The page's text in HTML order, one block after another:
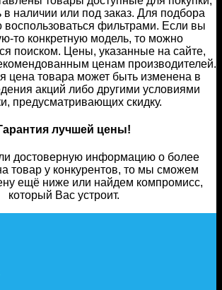
в наличии или под заказ. Для подбора
фильтрами. Если вы
то конкретную модель, то можно
поиском. Цены, указанные на сайте,
ценам производителей.
цена товара может быть изменена в
акций либо другими условиями
предусматривающих скидку.
лучшей цены!
достоверную информацию о более
товар у конкурентов, то мы сможем
ещё ниже или найдем компромисс,
который Вас устроит.